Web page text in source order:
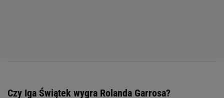
Czy Iga Świątek wygra Rolanda Garrosa?